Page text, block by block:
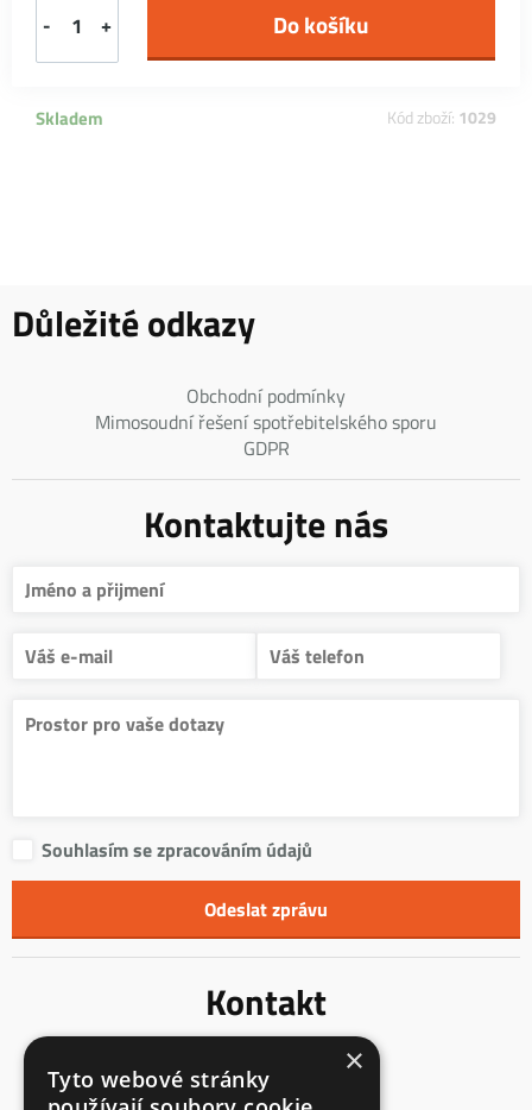
- +
Skladem Kód zboží: 1029
Důležité odkazy
Obchodní podmínky
Mimosoudní řešení spotřebitelského sporu
GDPR
Kontaktujte nás
Souhlasím se zpracováním údajů
Kontakt
Mladoňovice 65
×
Tyto webové stránky